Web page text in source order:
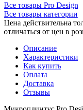
Все товары Pro Design
Все товары категории
Цена действительна
отличаться от цен в
Описание
Характеристики
Как купить
Оплата
Доставка
Отзывы